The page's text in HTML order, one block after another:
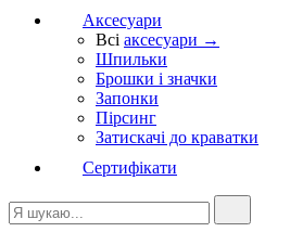
Аксесуари
Всі аксесуари →
Шпильки
Брошки і значки
Запонки
Пірсинг
Затискачі до краватки
Сертифікати